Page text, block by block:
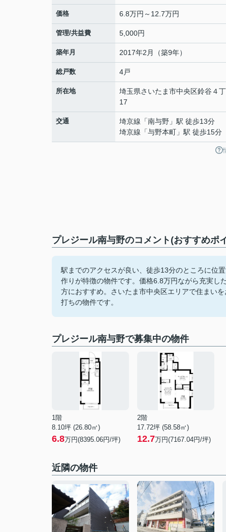
価格 6.8万円～12.7万円
管理/共益費 5,000円
築年月 2017年2月（築9年）
総戸数 4戸
所在地 埼玉県さいたま市中央区鈴谷 ４
17
交通 埼京線 「南与野 」駅 徒歩13分
埼京線 「与野本町 」駅 徒歩15分
プレジール南与野のコメント(おすすめポ
駅までのアクセスが良い、徒歩13分のところに位
作りが特徴の物件です。価格6.8万円ながら充実し
方におすすめ。さいたま市中央区エリアで住まい
打ちの物件です。
プレジール南与野で募集中の物件
1階
8.10坪 (26.80㎡)
6.8万円(8395.06円/坪)
2階
17.72坪 (58.58㎡)
12.7万円(7167.04円/坪)
近隣の物件